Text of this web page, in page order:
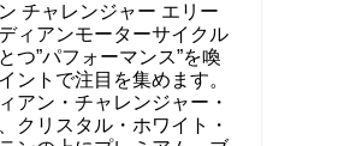
チャレンジャー エリー
ィアンモーターサイクル
つ”パフォーマンス”を喚
ントで注目を集めます。
アン・チャレンジャー・
クリスタル・ホワイト・